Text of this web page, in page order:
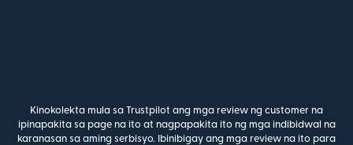
Kinokolekta mula sa Trustpilot ang mga review ng customer na
ipinapakita sa page na ito at nagpapakita ito ng mga indibidwal na
karanasan sa aming serbisyo. Ibinibigay ang mga review na ito para